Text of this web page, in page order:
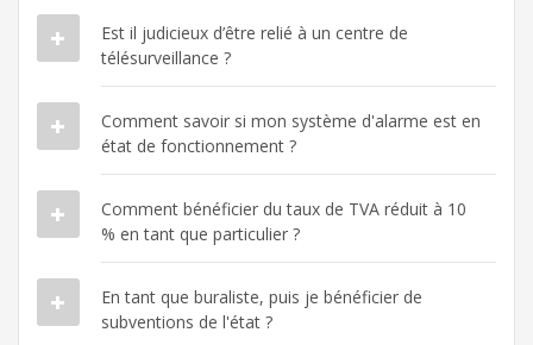
Est il judicieux d’être relié à un centre de
télésurveillance ?
Comment savoir si mon système d'alarme est en
état de fonctionnement ?
Comment bénéficier du taux de TVA réduit à 10
% en tant que particulier ?
En tant que buraliste, puis je bénéficier de
subventions de l'état ?